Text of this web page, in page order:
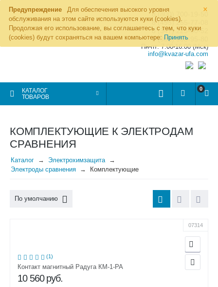
×
Предупреждение
Для обеспечения высокого уровня
обслуживания на этом сайте используются куки (cookies).
Продолжая его использование, вы соглашаетесь с тем, что куки
(cookies) будут сохраняться на вашем компьютере: Принять
8 (800) 700-19-50
8 (495) 255-77-08
8 (347) 225-00-52
8 (986) 963-95-80
Пн-пт: 7.00-16.00 (Мск)
info@kvazar-ufa.com
КАТАЛОГ
ТОВАРОВ
0
КОМПЛЕКТУЮЩИЕ К ЭЛЕКТРОДАМ
СРАВНЕНИЯ
Каталог
Электрохимзащита
Электроды сравнения
Комплектующие
По умолчанию
07314
(1)
Контакт магнитный Радуга КМ-1-РА
10 560 руб.